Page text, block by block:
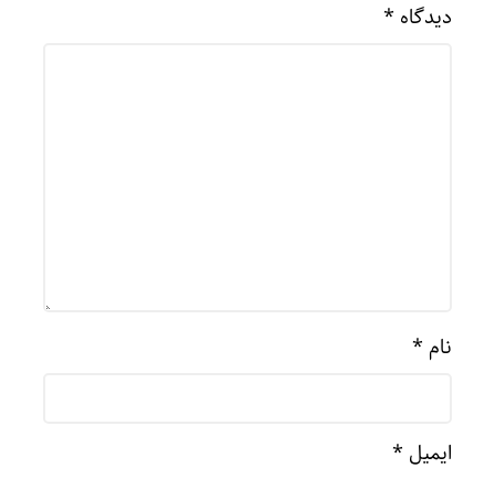
دیدگاه *
نام *
ایمیل *